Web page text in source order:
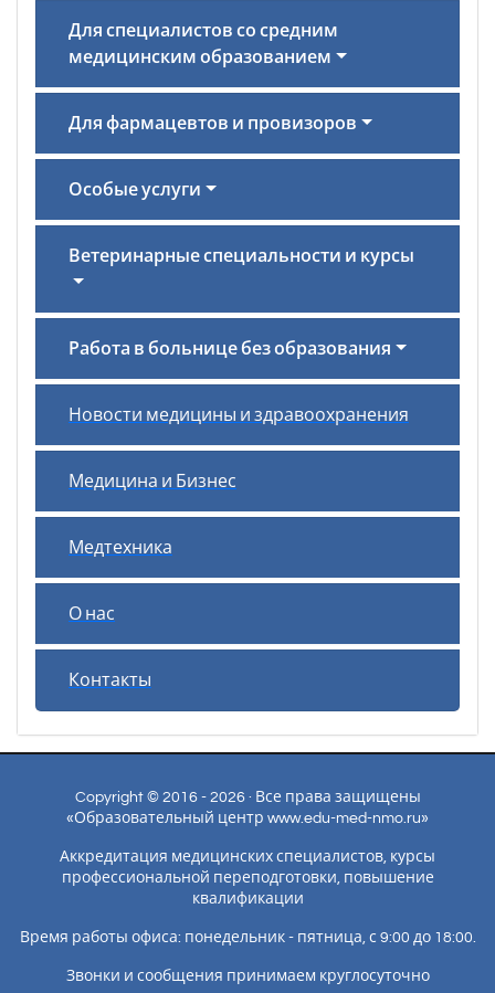
Для специалистов со средним
медицинским образованием
Для фармацевтов и провизоров
Особые услуги
Ветеринарные специальности и курсы
Работа в больнице без образования
Новости медицины и здравоохранения
Медицина и Бизнес
Медтехника
О нас
Контакты
Copyright © 2016 - 2026 · Все права защищены
«Образовательный центр www.edu-med-nmo.ru»
Аккредитация медицинских специалистов, курсы
профессиональной переподготовки, повышение
квалификации
Время работы офиса: понедельник - пятница, с 9:00 до 18:00.
Звонки и сообщения принимаем круглосуточно